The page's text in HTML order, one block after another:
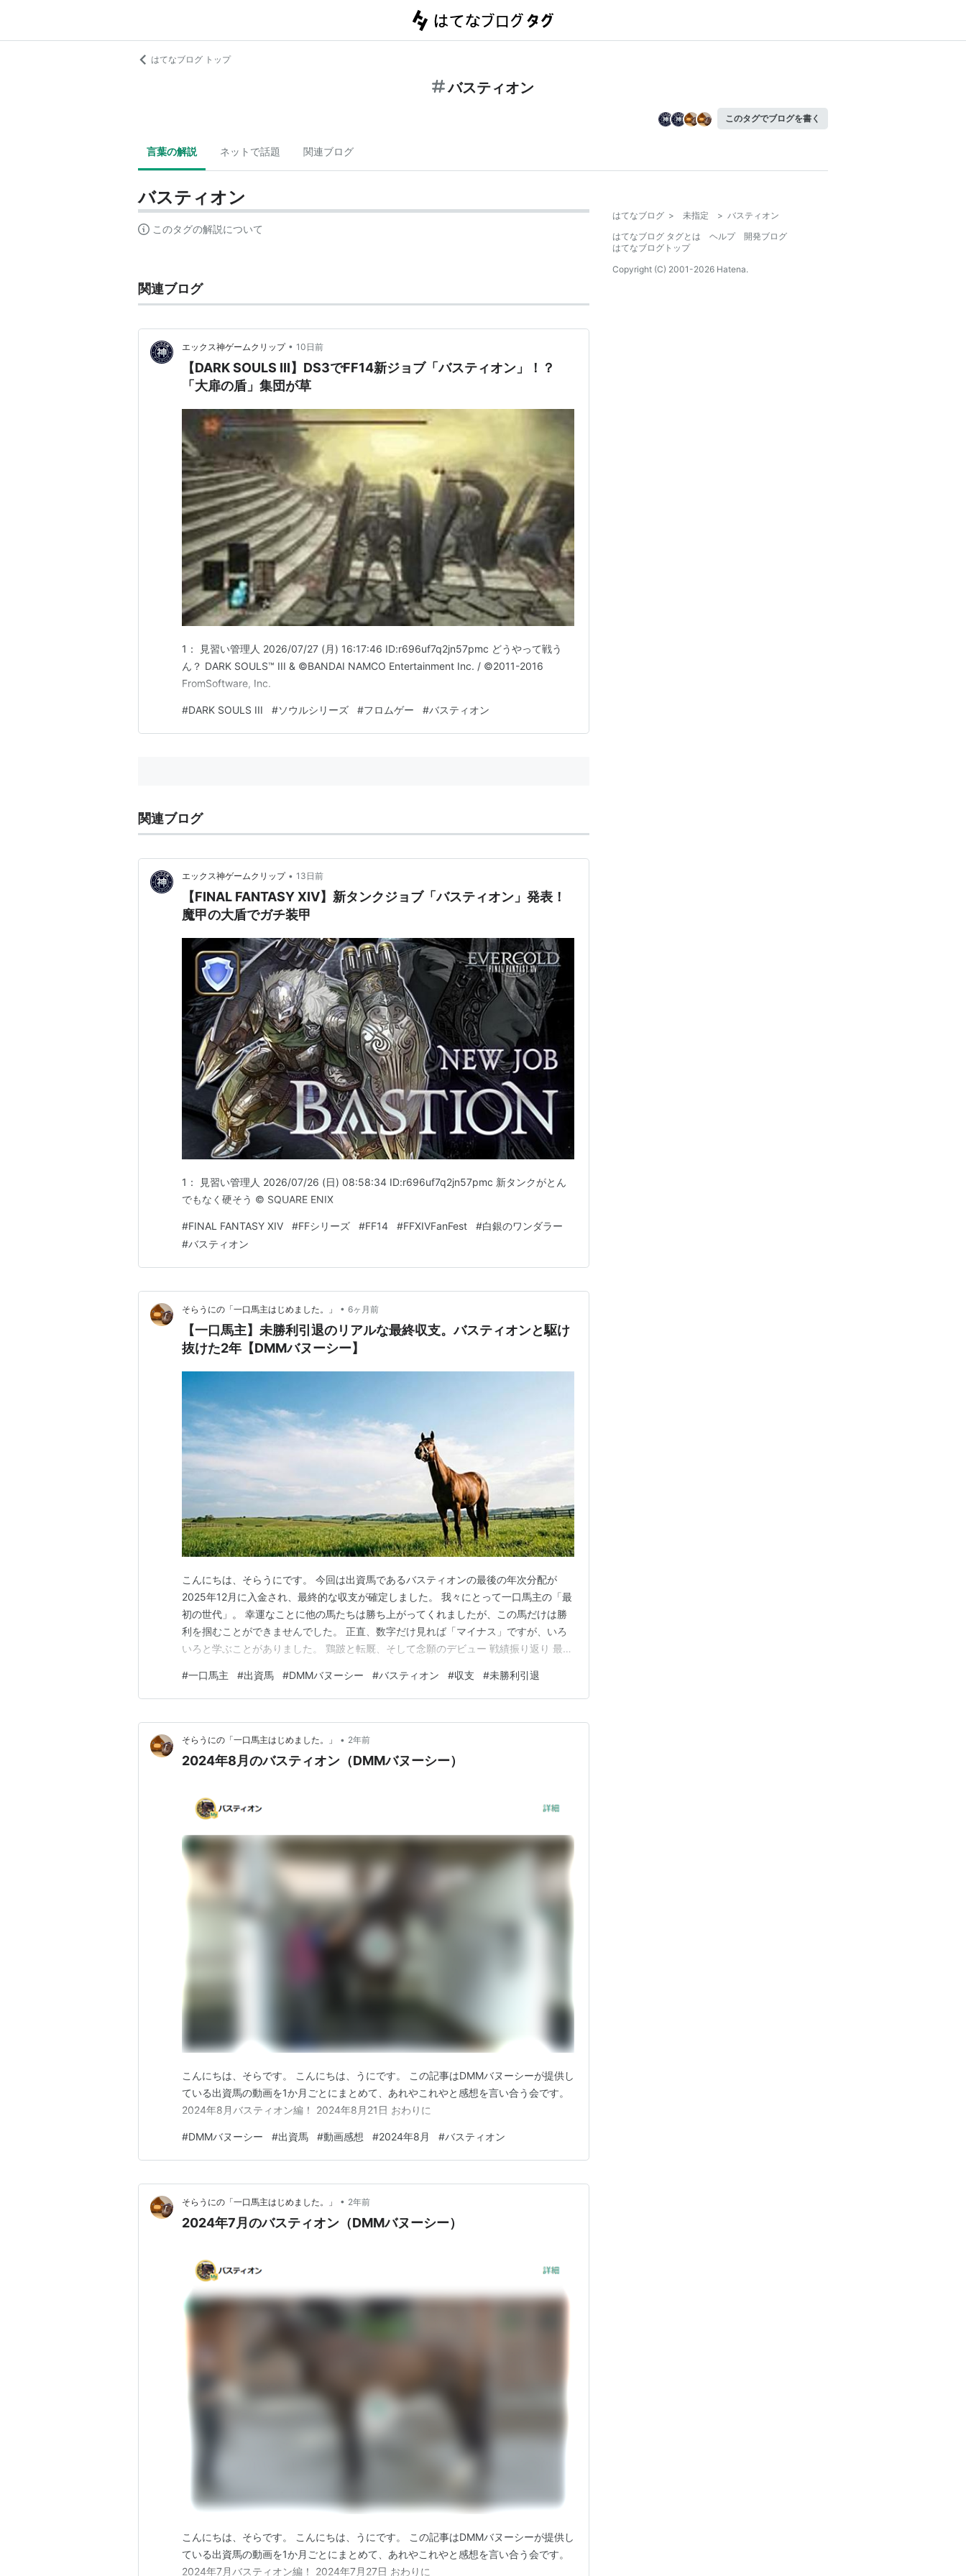
はてなブログ トップ
バスティオン
このタグでブログを書く
言葉の解説 ネットで話題 関連ブログ
バスティオン
このタグの解説について
関連ブログ
エックス神ゲームクリップ • 10日前
【DARK SOULS III】DS3でFF14新ジョブ「バスティオン」！？
「大扉の盾」集団が草
1： 見習い管理人 2026/07/27 (月) 16:17:46 ID:r696uf7q2jn57pmc どうやって戦う
ん？ DARK SOULS™ III & ©BANDAI NAMCO Entertainment Inc. / ©2011-2016
FromSoftware, Inc.
#DARK SOULS III #ソウルシリーズ #フロムゲー #バスティオン
関連ブログ
エックス神ゲームクリップ • 13日前
【FINAL FANTASY XIV】新タンクジョブ「バスティオン」発表！
魔甲の大盾でガチ装甲
1： 見習い管理人 2026/07/26 (日) 08:58:34 ID:r696uf7q2jn57pmc 新タンクがとん
でもなく硬そう © SQUARE ENIX
#FINAL FANTASY XIV #FFシリーズ #FF14 #FFXIVFanFest #白銀のワンダラー
#バスティオン
そらうにの「一口馬主はじめました。」 • 6ヶ月前
【一口馬主】未勝利引退のリアルな最終収支。バスティオンと駆け
抜けた2年【DMMバヌーシー】
こんにちは、そらうにです。 今回は出資馬であるバスティオンの最後の年次分配が
2025年12月に入金され、最終的な収支が確定しました。 我々にとって一口馬主の「最
初の世代」。 幸運なことに他の馬たちは勝ち上がってくれましたが、この馬だけは勝
利を掴むことができませんでした。 正直、数字だけ見れば「マイナス」ですが、いろ
いろと学ぶことがありました。 鶏跛と転厩、そして念願のデビュー 戦績振り返り 最終
ランキング参加中競馬が好き ランキング参加中競馬 ランキング参加中一口馬主 鶏跛と
転厩、そして念願のデビュー この馬…
#一口馬主 #出資馬 #DMMバヌーシー #バスティオン #収支 #未勝利引退
そらうにの「一口馬主はじめました。」 • 2年前
2024年8月のバスティオン（DMMバヌーシー）
こんにちは、そらです。 こんにちは、うにです。 この記事はDMMバヌーシーが提供し
ている出資馬の動画を1か月ごとにまとめて、あれやこれやと感想を言い合う会です。
2024年8月バスティオン編！ 2024年8月21日 おわりに
#DMMバヌーシー #出資馬 #動画感想 #2024年8月 #バスティオン
そらうにの「一口馬主はじめました。」 • 2年前
2024年7月のバスティオン（DMMバヌーシー）
こんにちは、そらです。 こんにちは、うにです。 この記事はDMMバヌーシーが提供し
ている出資馬の動画を1か月ごとにまとめて、あれやこれやと感想を言い合う会です。
2024年7月バスティオン編！ 2024年7月27日 おわりに
はてなブログ > 未指定 > バスティオン
はてなブログ タグとは
ヘルプ
開発ブログ
はてなブログトップ
Copyright (C) 2001-2026 Hatena.